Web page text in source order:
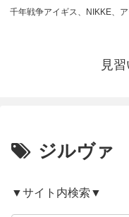
千年戦争アイギス、NIKKE、
見
ジルヴァ
▼サイト内検索▼